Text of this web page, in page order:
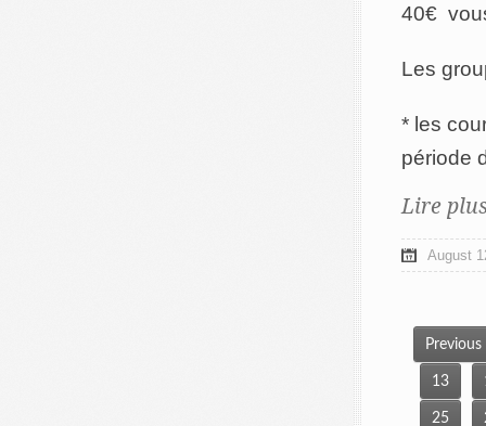
40€
Les
* les
période
Lire
August
Previous
13
25